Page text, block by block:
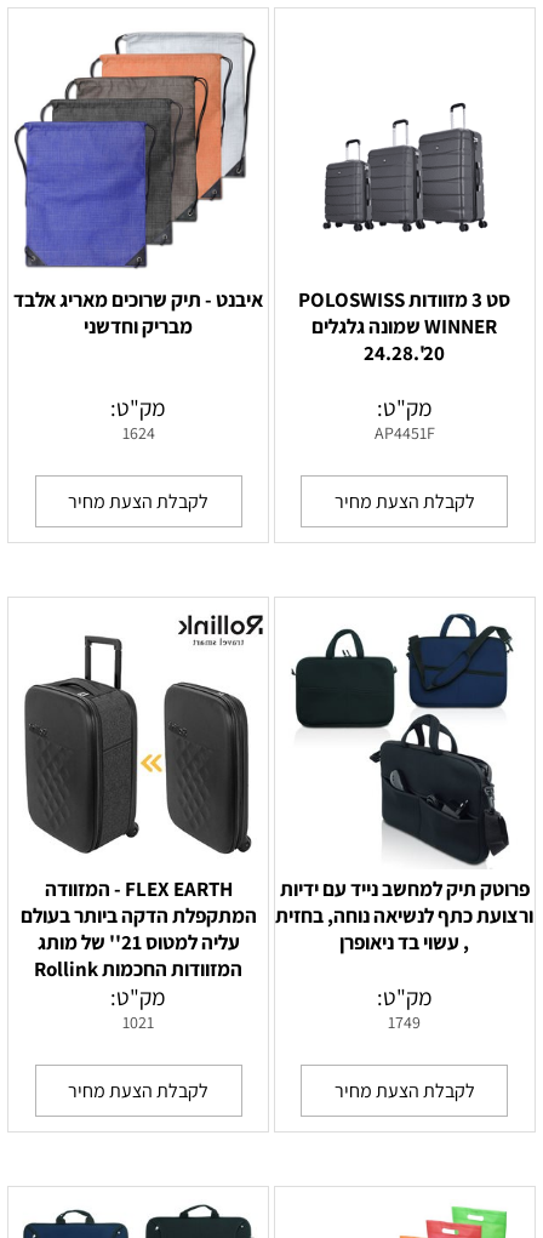
סט 3 מזוודות POLOSWISS
WINNER שמונה גלגלים
20'.24.28
מק"ט:
AP4451F
לקבלת הצעת מחיר
איבנט - תיק שרוכים מאריג אלבד
מבריק וחדשני
מק"ט:
1624
לקבלת הצעת מחיר
פרוטק תיק למחשב נייד עם ידיות
ורצועת כתף לנשיאה נוחה, בחזית
, עשוי בד ניאופרן
מק"ט:
1749
לקבלת הצעת מחיר
FLEX EARTH - המזוודה
המתקפלת הדקה ביותר בעולם
עליה למטוס 21'' של מותג
המזוודות החכמות Rollink
מק"ט:
1021
לקבלת הצעת מחיר